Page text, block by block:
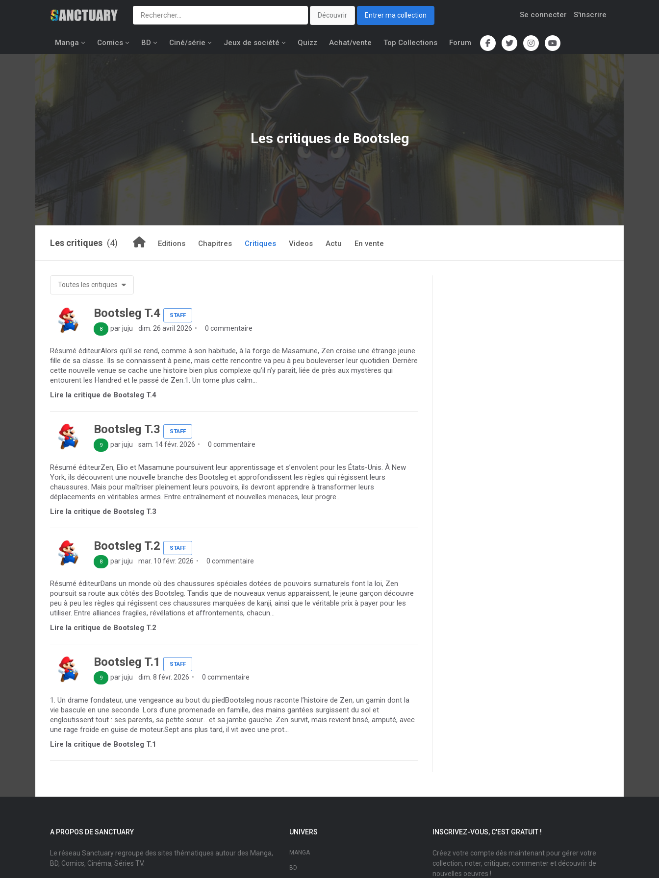
Découvrir Entrer ma collection Se connecter S'inscrire
Manga Comics BD Ciné/série Jeux de société Quizz Achat/vente Top Collections Forum
Les critiques de Bootsleg
Les critiques (4) Editions Chapitres Critiques Videos Actu En vente
Toutes les critiques
Bootsleg T.4 STAFF
8 par juju dim. 26 avril 2026 0 commentaire
Résumé éditeurAlors qu’il se rend, comme à son habitude, à la forge de Masamune, Zen croise une étrange jeune
fille de sa classe. Ils se connaissent à peine, mais cette rencontre va peu à peu bouleverser leur quotidien. Derrière
cette nouvelle venue se cache une histoire bien plus complexe qu’il n’y paraît, liée de près aux mystères qui
entourent les Handred et le passé de Zen.1. Un tome plus calm...
Lire la critique de Bootsleg T.4
Bootsleg T.3 STAFF
9 par juju sam. 14 févr. 2026 0 commentaire
Résumé éditeurZen, Elio et Masamune poursuivent leur apprentissage et s’envolent pour les États-Unis. À New
York, ils découvrent une nouvelle branche des Bootsleg et approfondissent les règles qui régissent leurs
chaussures. Mais pour maîtriser pleinement leurs pouvoirs, ils devront apprendre à transformer leurs
déplacements en véritables armes. Entre entraînement et nouvelles menaces, leur progre...
Lire la critique de Bootsleg T.3
Bootsleg T.2 STAFF
8 par juju mar. 10 févr. 2026 0 commentaire
Résumé éditeurDans un monde où des chaussures spéciales dotées de pouvoirs surnaturels font la loi, Zen
poursuit sa route aux côtés des Bootsleg. Tandis que de nouveaux venus apparaissent, le jeune garçon découvre
peu à peu les règles qui régissent ces chaussures marquées de kanji, ainsi que le véritable prix à payer pour les
utiliser. Entre alliances fragiles, révélations et affrontements, chacun...
Lire la critique de Bootsleg T.2
Bootsleg T.1 STAFF
9 par juju dim. 8 févr. 2026 0 commentaire
1. Un drame fondateur, une vengeance au bout du piedBootsleg nous raconte l’histoire de Zen, un gamin dont la
vie bascule en une seconde. Lors d’une promenade en famille, des mains gantées surgissent du sol et
engloutissent tout : ses parents, sa petite sœur… et sa jambe gauche. Zen survit, mais revient brisé, amputé, avec
une rage froide en guise de moteur.Sept ans plus tard, il vit avec une prot...
Lire la critique de Bootsleg T.1
A PROPOS DE SANCTUARY
Le réseau Sanctuary regroupe des sites thématiques autour des Manga,
BD, Comics, Cinéma, Séries TV.
UNIVERS
MANGA
BD
INSCRIVEZ-VOUS, C'EST GRATUIT !
Créez votre compte dès maintenant pour gérer votre
collection, noter, critiquer, commenter et découvrir de
nouvelles oeuvres !